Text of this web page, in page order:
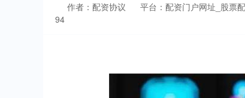
作者：配资协议 平台：配资门户网址_股票
94